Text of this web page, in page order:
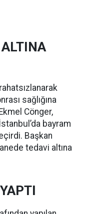
sağlığına
Cönger,
bayram
Başkan
tedavi altına